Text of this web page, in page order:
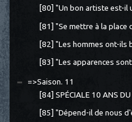
[80] "Un bon artiste est-il
[81] "Se mettre à la place
[82] "Les hommes ont-ils
[83] "Les apparences
=>Saison. 11
[84] SPÉCIALE 10 ANS DU
[85] "Dépend-il de nous